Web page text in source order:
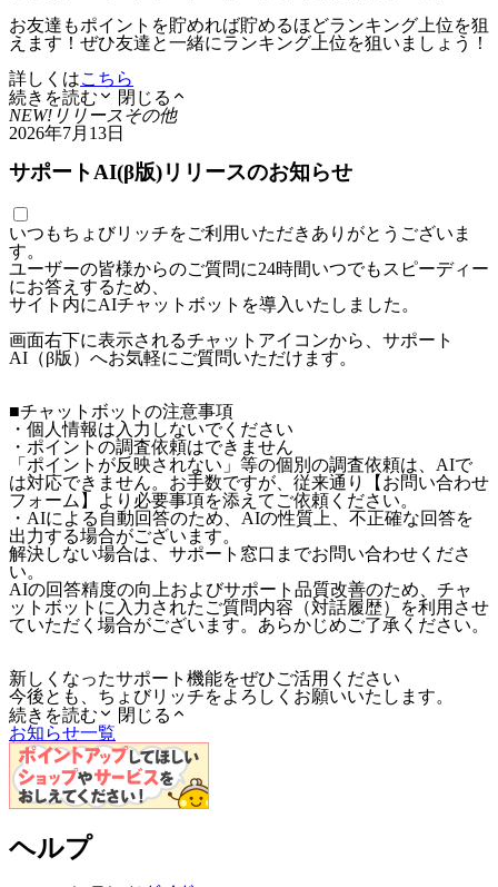
お友達もポイントを貯めれば貯めるほどランキング上位を狙
えます！ぜひ友達と一緒にランキング上位を狙いましょう！
詳しくはこちら
続きを読む
閉じる
NEW! リリースその他
2026年7月13日
サポートAI(β版)リリースのお知らせ
いつもちょびリッチをご利用いただきありがとうございま
す。
ユーザーの皆様からのご質問に24時間いつでもスピーディー
にお答えするため、
サイト内にAIチャットボットを導入いたしました。
画面右下に表示されるチャットアイコンから、サポート
AI（β版）へお気軽にご質問いただけます。
■チャットボットの注意事項
・個人情報は入力しないでください
・ポイントの調査依頼はできません
「ポイントが反映されない」等の個別の調査依頼は、AIで
は対応できません。お手数ですが、従来通り【お問い合わせ
フォーム】より必要事項を添えてご依頼ください。
・AIによる自動回答のため、AIの性質上、不正確な回答を
出力する場合がございます。
解決しない場合は、サポート窓口までお問い合わせくださ
い。
AIの回答精度の向上およびサポート品質改善のため、チャ
ットボットに入力されたご質問内容（対話履歴）を利用させ
ていただく場合がございます。あらかじめご了承ください。
新しくなったサポート機能をぜひご活用ください
今後とも、ちょびリッチをよろしくお願いいたします。
続きを読む
閉じる
お知らせ一覧
ヘルプ